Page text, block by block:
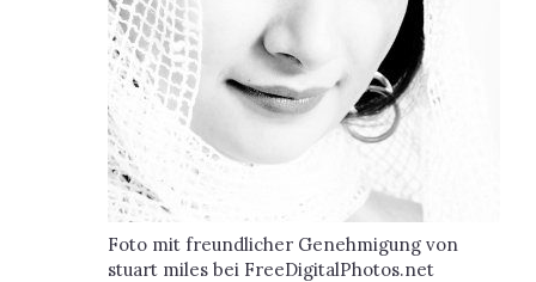
Foto mit freundlicher Genehmigung von
stuart miles bei FreeDigitalPhotos.net